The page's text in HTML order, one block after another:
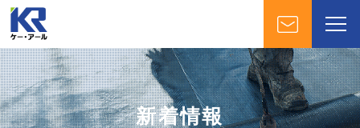
新着情報